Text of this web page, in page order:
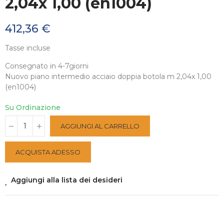
412,36 €
Tasse incluse
Consegnato in 4-7giorni
Nuovo piano intermedio acciaio doppia botola m 2,04x 1,00
(en1004)
Su Ordinazione
AGGIUNGI AL CARRELLO
ACQUISTA ADESSO
Aggiungi alla lista dei desideri